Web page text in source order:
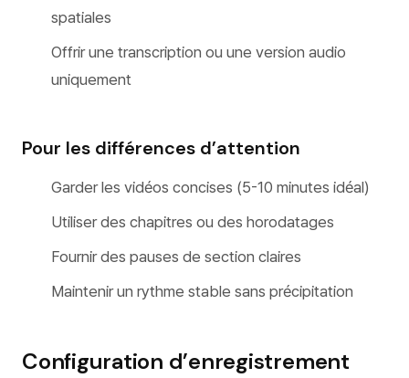
spatiales
Offrir une transcription ou une version audio
uniquement
Pour les différences d’attention
Garder les vidéos concises (5-10 minutes idéal)
Utiliser des chapitres ou des horodatages
Fournir des pauses de section claires
Maintenir un rythme stable sans précipitation
Configuration d’enregistrement